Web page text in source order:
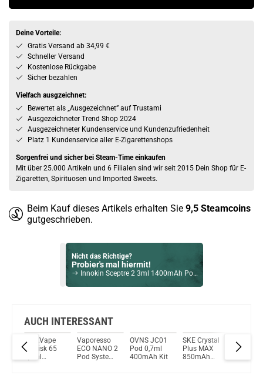
Deine Vorteile:
Gratis Versand ab 34,99 €
Schneller Versand
Kostenlose Rückgabe
Sicher bezahlen
Vielfach ausgzeichnet:
Bewertet als „Ausgezeichnet” auf Trustami
Ausgezeichneter Trend Shop 2024
Ausgezeichneter Kundenservice und Kundenzufriedenheit
Platz 1 Kundenservice aller E-Zigarettenshops
Sorgenfrei und sicher bei Steam-Time einkaufen
Mit über 25.000 Artikeln und 6 Filialen sind wir seit 2015 Dein Shop für E-
Zigaretten, Spirituosen und Imported Sweets.
Beim Kauf dieses Artikels erhalten Sie 9,5 Steamcoins
gutgeschrieben.
Nicht das Richtige?
Probier's mal hiermit!
Innokin Sceptre 2 3ml 1400mAh Pod System Kit Weiss
Uwell Caliburn G4 Pro Pod Kit Pink
Du willst Kröten sparen?
Schau mal hier!
Ambition Mods Kil-Lite DNA 60 Mod Akkuträger Lila
AUCH INTERESSANT
GeekVape
Obelisk 65
4,5ml
Vaporesso
ECO NANO 2
Pod System
OVNS JC01
Pod 0,7ml
400mAh Kit
SKE Crystal
Plus MAX
850mAh
Nevoks
Feelin 2 -